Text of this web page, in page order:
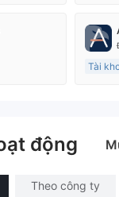
Đăng
MT4
Tài
động
Theo công ty